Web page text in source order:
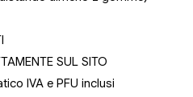
SUL SITO
IVA e PFU inclusi